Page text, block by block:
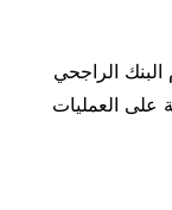
الراجحي
على العمليات